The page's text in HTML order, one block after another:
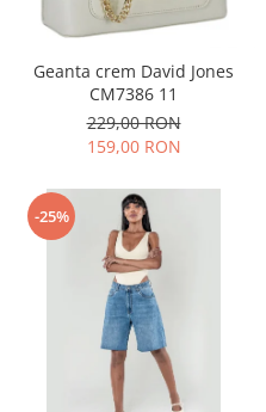
Geanta crem David Jones
CM7386 11
229,00 RON
159,00 RON
-25%